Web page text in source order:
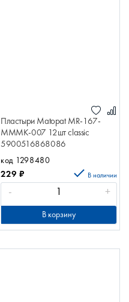
Пластыри Matopat MR-167-
MMMK-007 12шт classic
5900516868086
код 1298480
229 ₽ В наличии
- +
В корзину